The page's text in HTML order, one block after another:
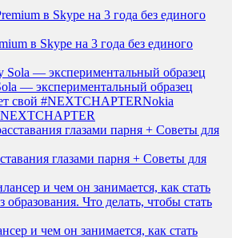
в Skype на 3 года без единого
— экспериментальный образец
Nokia
глазами парня + Советы для
и чем он занимается, как стать